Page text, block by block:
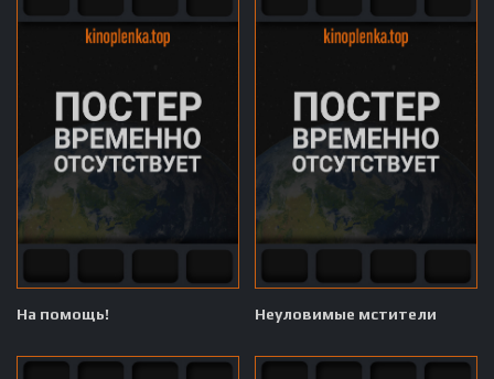
На помощь! Неуловимые мстители